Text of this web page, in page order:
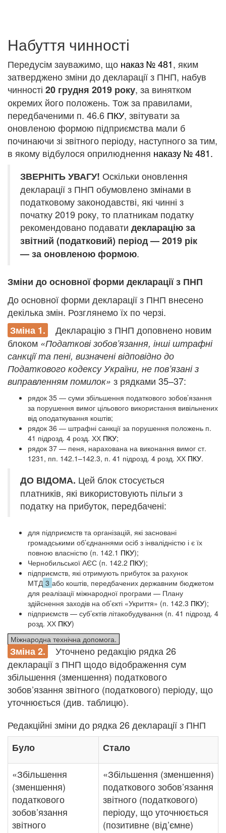
Набуття чинності
Передусім зауважимо, що наказ № 481, яким
затверджено зміни до декларації з ПНП, набув
чинності 20 грудня 2019 року, за винятком
окремих його положень. Тож за правилами,
передбаченими п. 46.6 ПКУ, звітувати за
оновленою формою підприємства мали б
починаючи зі звітного періоду, наступного за тим,
в якому відбулося оприлюднення наказу № 481.
ЗВЕРНІТЬ УВАГУ! Оскільки оновлення
декларації з ПНП обумовлено змінами в
податковому законодавстві, які чинні з
початку 2019 року, то платникам податку
рекомендовано подавати декларацію за
звітний (податковий) період — 2019 рік
— за оновленою формою.
Зміни до основної форми декларації з ПНП
До основної форми декларації з ПНП внесено
декілька змін. Розглянемо їх по черзі.
Зміна 1.
Декларацію з ПНП доповнено новим
блоком «Податкові зобов’язання, інші штрафні
санкції та пені, визначені відповідно до
Податкового кодексу України, не пов’язані з
виправленням помилок» з рядками 35–37:
рядок 35 — суми збільшення податкового зобов’язання
за порушення вимог цільового використання вивільнених
від оподаткування коштів;
рядок 36 — штрафні санкції за порушення положень п.
41 підрозд. 4 розд. ХХ ПКУ;
рядок 37 — пеня, нарахована на виконання вимог ст.
1231 , пп. 142.1–142.3, п. 41 підрозд. 4 розд. ХХ ПКУ.
ДО ВІДОМА. Цей блок стосується
платників, які використовують пільги з
податку на прибуток, передбачені:
для підприємств та організацій, які засновані
громадськими об’єднаннями осіб з інвалідністю і є їх
повною власністю (п. 142.1 ПКУ);
Чернобильської АЄС (п. 142.2 ПКУ);
підприємств, які отримують прибуток за рахунок
МТД 3 або коштів, передбачених державним бюджетом
для реалізації міжнародної програми — Плану
здійснення заходів на об’єкті «Укриття» (п. 142.3 ПКУ);
підприємств — суб’єктів літакобудування (п. 41 підрозд. 4
розд. ХХ ПКУ)
Міжнародна технічна допомога.
Зміна2.
Уточнено редакцію рядка 26
декларації з ПНП щодо відображення сум
збільшення (зменшення) податкового
зобов’язання звітного (податкового) періоду, що
уточнюється (див. таблицю).
Редакційні зміни до рядка 26 декларації з ПНП
Було
Стало
«Збільшення
(зменшення)
податкового
зобов’язання
звітного
«Збільшення (зменшення)
податкового зобов’язання
звітного (податкового)
періоду, що уточнюється
(позитивне (від’ємне)